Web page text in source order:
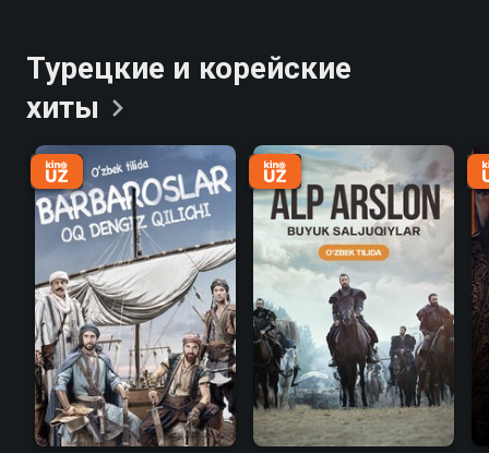
Турецкие и корейские
хиты